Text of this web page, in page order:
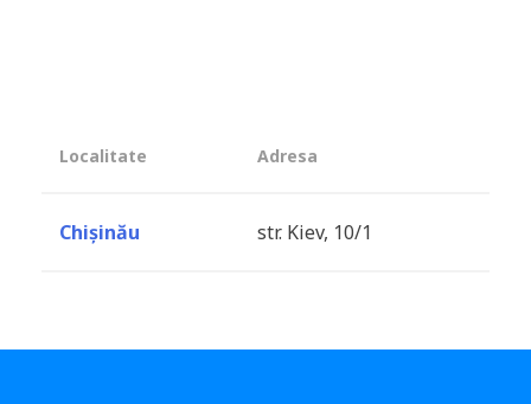
Localitate Adresa
Chișinău str. Kiev, 10/1